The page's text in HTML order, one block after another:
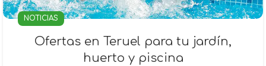
NOTICIAS
Ofertas en Teruel para tu jardín,
huerto y piscina